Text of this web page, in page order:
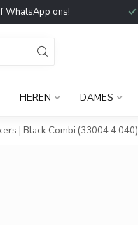
WhatsApp ons!
HEREN DAMES
| Black Combi (33004.4 040)